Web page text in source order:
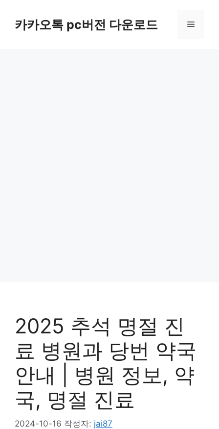
카카오톡 pc버전 다운로드 메
2025 추석 명절 진
료 병원과 당번 약국
안내 | 병원 정보, 약
국, 명절 진료
2024-10-16 작성자: jai87